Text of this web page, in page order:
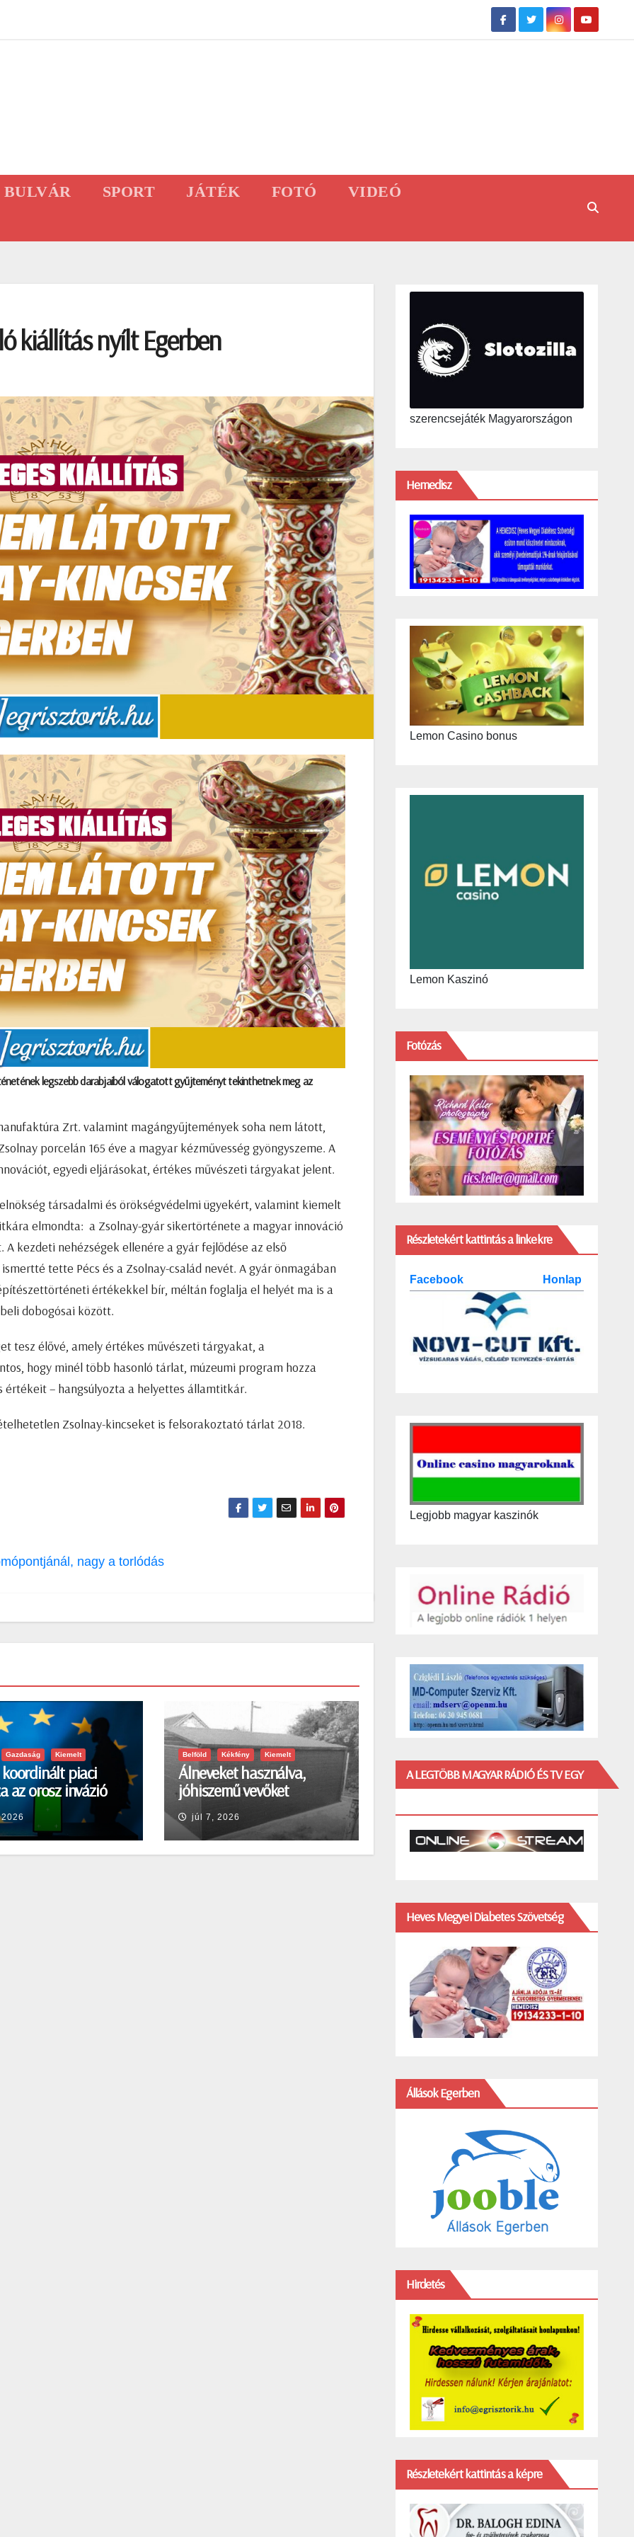
BULVÁR SPORT JÁTÉK FOTÓ
VIDEÓ
kiállítás nyílt Egerben
legszebb darabjaiból válogatott gyűjteményt tekinthetnek meg az
Zrt. valamint magángyűjtemények soha nem látott,
porcelán 165 éve a magyar kézművesség gyöngyszeme. A
egyedi eljárásokat, értékes művészeti tárgyakat jelent.
társadalmi és örökségvédelmi ügyekért, valamint kiemelt
elmondta: a Zsolnay-gyár sikertörténete a magyar innováció
kezdeti nehézségek ellenére a gyár fejlődése az első
tette Pécs és a Zsolnay-család nevét. A gyár önmagában
értékekkel bír, méltán foglalja el helyét ma is a
dobogósai között.
tesz élővé, amely értékes művészeti tárgyakat, a
hogy minél több hasonló tárlat, múzeumi program hozza
– hangsúlyozta a helyettes államtitkár.
Zsolnay-kincseket is felsorakoztató tárlat 2018.
nagy a torlódás
Gazdaság Kiemelt
koordinált piaci
az orosz invázió
Belföld Kékfény Kiemelt
Álneveket használva,
jóhiszemű vevőket
károsított meg
júl 7, 2026
szerencsejáték Magyarországon
Hemedisz
Lemon Casino bonus
Lemon Kaszinó
Fotózás
Részletekért kattintás a linkekre
Facebook Honlap
Legjobb magyar kaszinók
A LEGTÖBB MAGYAR RÁDIÓ ÉS TV EGY
Heves Megyei Diabetes Szövetség
Állások Egerben
Hirdetés
Részletekért kattintás a képre